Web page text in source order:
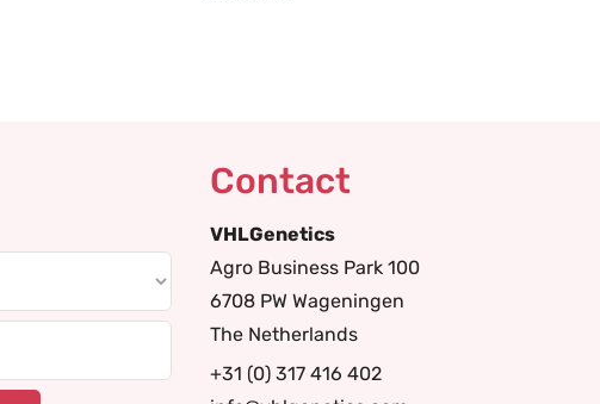
Contact
VHLGenetics
Agro Business Park 100
6708 PW Wageningen
The Netherlands
+31 (0) 317 416 402